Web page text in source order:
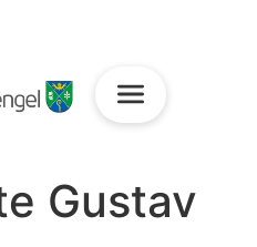
Gustav